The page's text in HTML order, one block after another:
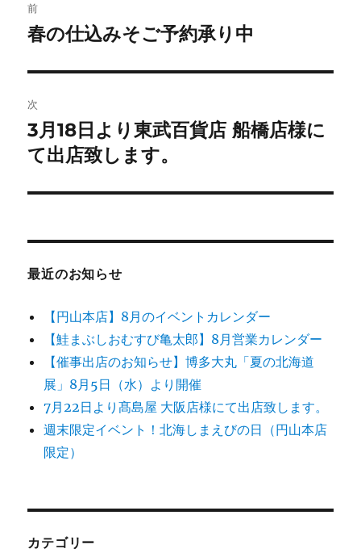
稿
ビ
ゲ
ー
シ
ン
前
前
投
稿:
春の仕込みそご予約承り中
次
次
の
稿:
3月18日より東武百貨店 船橋店様に
て出店致します。
最近のお知らせ
【円山本店】8月のイベントカレンダー
【鮭まぶしおむすび亀太郎】8月営業カレンダー
【催事出店のお知らせ】博多大丸「夏の北海道
展」8月5日（水）より開催
7月22日より髙島屋 大阪店様にて出店致します。
週末限定イベント！北海しまえびの日（円山本店
限定）
カテゴリー